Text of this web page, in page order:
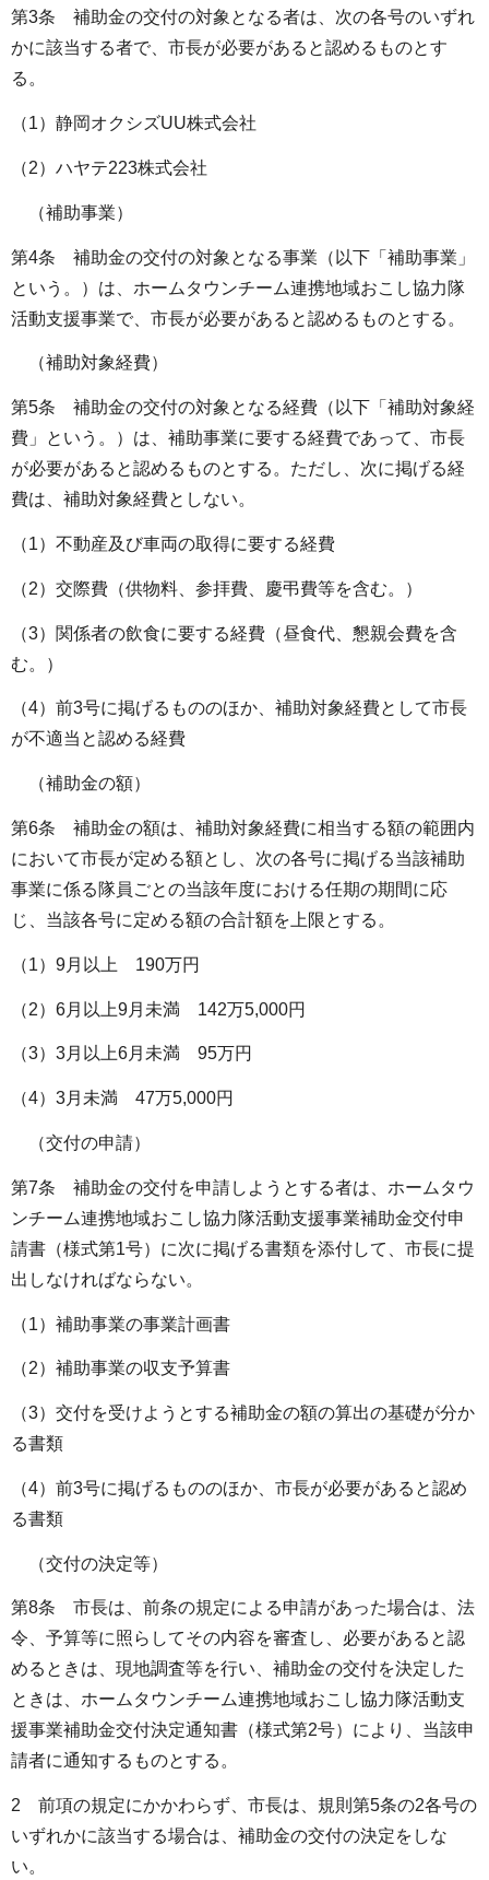
第3条 補助金の交付の対象となる者は、次の各号のいずれ
かに該当する者で、市長が必要があると認めるものとす
る。
（1）静岡オクシズUU株式会社
（2）ハヤテ223株式会社
（補助事業）
第4条 補助金の交付の対象となる事業（以下「補助事業」
という。）は、ホームタウンチーム連携地域おこし協力隊
活動支援事業で、市長が必要があると認めるものとする。
（補助対象経費）
第5条 補助金の交付の対象となる経費（以下「補助対象経
費」という。）は、補助事業に要する経費であって、市長
が必要があると認めるものとする。ただし、次に掲げる経
費は、補助対象経費としない。
（1）不動産及び車両の取得に要する経費
（2）交際費（供物料、参拝費、慶弔費等を含む。）
（3）関係者の飲食に要する経費（昼食代、懇親会費を含
む。）
（4）前3号に掲げるもののほか、補助対象経費として市長
が不適当と認める経費
（補助金の額）
第6条 補助金の額は、補助対象経費に相当する額の範囲内
において市長が定める額とし、次の各号に掲げる当該補助
事業に係る隊員ごとの当該年度における任期の期間に応
じ、当該各号に定める額の合計額を上限とする。
（1）9月以上 190万円
（2）6月以上9月未満 142万5,000円
（3）3月以上6月未満 95万円
（4）3月未満 47万5,000円
（交付の申請）
第7条 補助金の交付を申請しようとする者は、ホームタウ
ンチーム連携地域おこし協力隊活動支援事業補助金交付申
請書（様式第1号）に次に掲げる書類を添付して、市長に提
出しなければならない。
（1）補助事業の事業計画書
（2）補助事業の収支予算書
（3）交付を受けようとする補助金の額の算出の基礎が分か
る書類
（4）前3号に掲げるもののほか、市長が必要があると認め
る書類
（交付の決定等）
第8条 市長は、前条の規定による申請があった場合は、法
令、予算等に照らしてその内容を審査し、必要があると認
めるときは、現地調査等を行い、補助金の交付を決定した
ときは、ホームタウンチーム連携地域おこし協力隊活動支
援事業補助金交付決定通知書（様式第2号）により、当該申
請者に通知するものとする。
2 前項の規定にかかわらず、市長は、規則第5条の2各号の
いずれかに該当する場合は、補助金の交付の決定をしな
い。